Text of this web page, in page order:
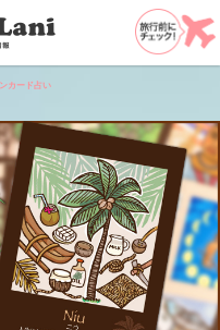
カード占い